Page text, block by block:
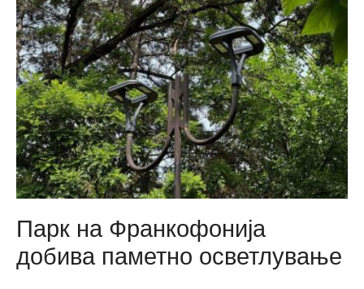
предлози
за
почиста
и
позелена
Општина
Центар
Парк на Франкофонија
добива паметно осветлување